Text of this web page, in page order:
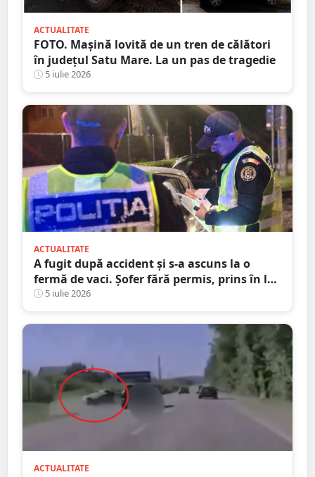
ACTUALITATE
FOTO. Mașină lovită de un tren de călători
în județul Satu Mare. La un pas de tragedie
5 iulie 2026
ACTUALITATE
A fugit după accident și s-a ascuns la o
fermă de vaci. Șofer fără permis, prins în la
Satu Mare
5 iulie 2026
ACTUALITATE